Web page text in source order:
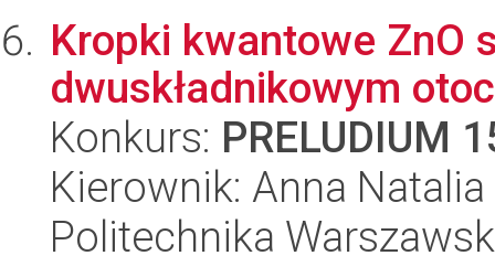
Kropki kwantowe ZnO
dwuskładnikowym
Konkurs: PRELUDIUM
Kierownik: Anna
Politechnika